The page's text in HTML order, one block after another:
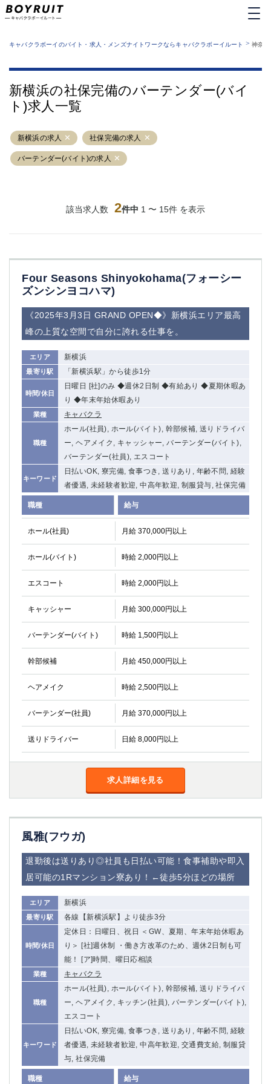
業種から探す
運営者情報
サイトマップ
キャバクラボーイのバイト・求人・メンズナイトワークならキャバクラボーイルート > 神奈
新横浜の社保完備のバーテンダー(バイ
ト)求人一覧
新横浜の求人 社保完備の求人
バーテンダー(バイト)の求人
該当求人数 2件中 1 〜 15件 を表示
Four Seasons Shinyokohama(フォーシー
ズンシンヨコハマ)
《2025年3月3日 GRAND OPEN◆》新横浜エリア最高
峰の上質な空間で自分に誇れる仕事を。
エリア 新横浜
最寄り駅 「新横浜駅」から徒歩1分
時間/休日
日曜日 [社]のみ ◆週休2日制 ◆有給あり ◆夏期休暇あ
り ◆年末年始休暇あり
業種 キャバクラ
職種
ホール(社員), ホール(バイト), 幹部候補, 送りドライバ
ー, ヘアメイク, キャッシャー, バーテンダー(バイト),
バーテンダー(社員), エスコート
キーワード
日払いOK, 寮完備, 食事つき, 送りあり, 年齢不問, 経験
者優遇, 未経験者歓迎, 中高年歓迎, 制服貸与, 社保完備
職種 給与
ホール(社員) 月給 370,000円以上
ホール(バイト) 時給 2,000円以上
エスコート 時給 2,000円以上
キャッシャー 月給 300,000円以上
バーテンダー(バイト) 時給 1,500円以上
幹部候補 月給 450,000円以上
ヘアメイク 時給 2,500円以上
バーテンダー(社員) 月給 370,000円以上
送りドライバー 日給 8,000円以上
求人詳細を見る
風雅(フウガ)
退勤後は送りあり◎社員も日払い可能！食事補助や即入
居可能の1Rマンション寮あり！←徒歩5分ほどの場所
エリア 新横浜
最寄り駅 各線【新横浜駅】より徒歩3分
時間/休日
定休日：日曜日、祝日 ＜GW、夏期、年末年始休暇あ
り＞ [社]週休制 ・働き方改革のため、週休2日制も可
能！ [ア]時間、曜日応相談
業種 キャバクラ
職種
ホール(社員), ホール(バイト), 幹部候補, 送りドライバ
ー, ヘアメイク, キッチン(社員), バーテンダー(バイト),
エスコート
キーワード
日払いOK, 寮完備, 食事つき, 送りあり, 年齢不問, 経験
者優遇, 未経験者歓迎, 中高年歓迎, 交通費支給, 制服貸
与, 社保完備
職種 給与
六本木
池袋
新橋
渋谷
大和
錦糸町
秋葉原
八王子
五反田
①六本木 ②西麻布
大山
赤坂
高円寺
赤羽
立川（南口）
新宿
浜松町
西葛西
中野
府中
ひばりヶ丘（北口）
学芸大学
吉祥寺（南口／公園口） 小作・羽村・福生エリア
自由が丘
錦糸町南口
下北沢・経堂
金町（北口）
成増駅徒歩3分の好立地！①JR埼京線「赤羽駅」から徒歩2分 ②東
三軒茶屋（南口）
①歌舞伎町 ②新宿 ③新宿三丁目 ④西
①歌舞伎町 ②新宿 ③西部新宿 ③東新宿
①歌舞伎町 ②新宿
①銀座 ②新橋
錦糸町(南口)
蒲田(西口)
清瀬（南口）
①東武練馬 ②成増・板橋 ③大山 ②池袋
池袋東口
金町
大井町
大泉学園
下赤塚
荻窪
浅草
新小岩
幡ヶ谷
祖師ヶ谷大蔵
小岩
市川
西麻布
五井
神奈川県
横浜
本厚木
新横浜
平塚
橋本
元住吉
戸塚
たまプラーザ
厚木
横須賀
桜木町
大宮
南越谷
志木
川越
草加
獨協大学前＜草加松原＞
春日部
川口
蕨
千葉県